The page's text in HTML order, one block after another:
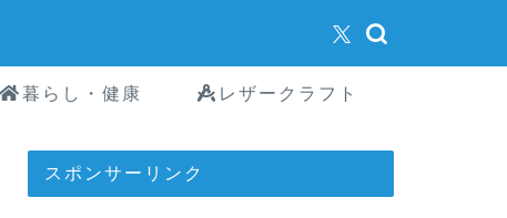
暮らし・健康 レザークラフト
スポンサーリンク